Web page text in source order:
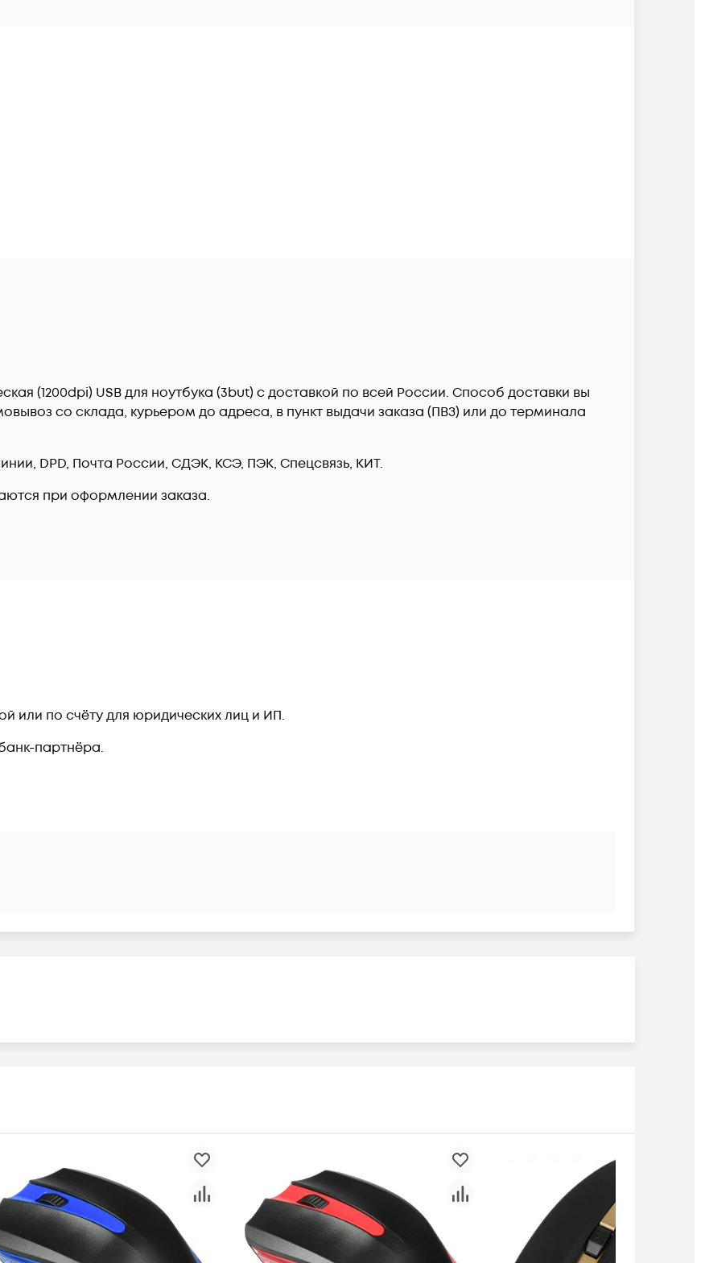
(1200dpi) USB для ноутбука (3but) c доставкой по всей России. Способ доставки вы
со склада, курьером до адреса, в пункт выдачи заказа (ПВЗ) или до терминала
DPD, Почта России, СДЭК, КСЭ, ПЭК, Спецсвязь, КИТ.
при оформлении заказа.
или по счёту для юридических лиц и ИП.
партнёра.